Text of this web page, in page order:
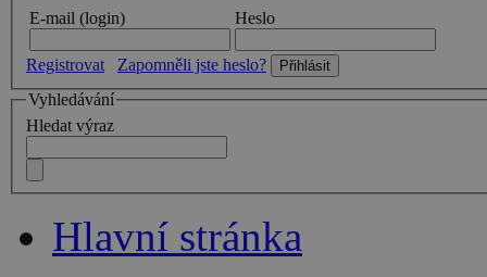
E-mail (login)
Heslo
Registrovat
Zapomněli jste heslo?
Vyhledávání
Hledat výraz
Hlavní stránka